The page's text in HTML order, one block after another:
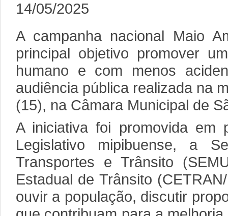
14/05/2025
A campanha nacional Maio
principal objetivo promover
humano e com menos
audiência pública realizada na
(15), na Câmara Municipal de
A iniciativa foi promovida em
Legislativo mipibuense, a
Transportes e Trânsito
Estadual de Trânsito
ouvir a população, discutir